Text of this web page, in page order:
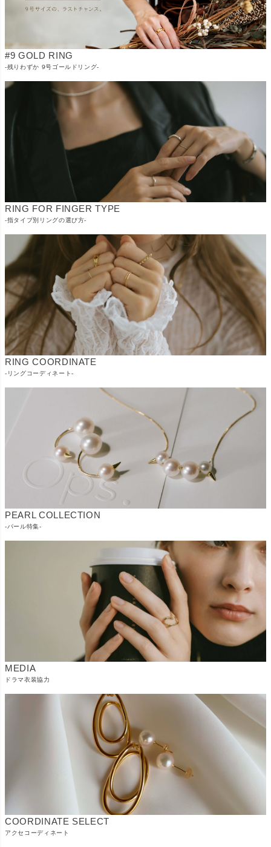
#9 GOLD RING
-残りわずか 9号ゴールドリング-
RING FOR FINGER TYPE
-指タイプ別リングの選び方-
RING COORDINATE
-リングコーディネート-
PEARL COLLECTION
-パール特集-
MEDIA
ドラマ衣装協力
COORDINATE SELECT
アクセコーディネート